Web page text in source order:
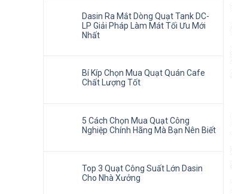
Dasin Ra Mắt Dòng Quạt Tank DC-
LP Giải Pháp Làm Mát Tối Ưu Mới
Nhất
Bí Kíp Chọn Mua Quạt Quán Cafe
Chất Lượng Tốt
5 Cách Chọn Mua Quạt Công
Nghiệp Chính Hãng Mà Bạn Nên Biết
Top 3 Quạt Công Suất Lớn Dasin
Cho Nhà Xưởng